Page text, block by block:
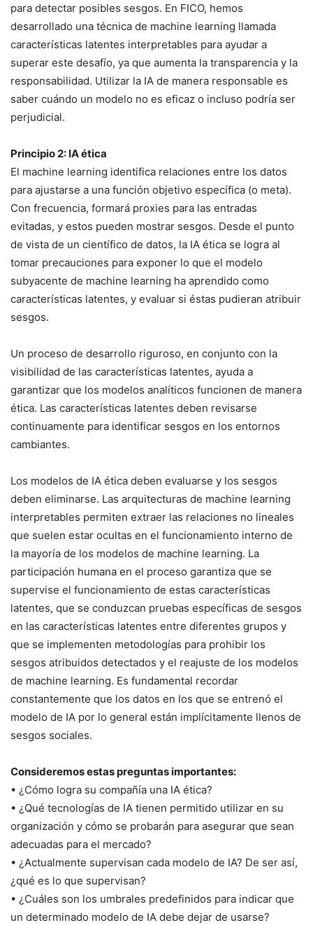
para detectar posibles sesgos. En FICO, hemos
desarrollado una técnica de machine learning llamada
características latentes interpretables para ayudar a
superar este desafío, ya que aumenta la transparencia y la
responsabilidad. Utilizar la IA de manera responsable es
saber cuándo un modelo no es eficaz o incluso podría ser
perjudicial.
Principio 2: IA ética
El machine learning identifica relaciones entre los datos
para ajustarse a una función objetivo específica (o meta).
Con frecuencia, formará proxies para las entradas
evitadas, y estos pueden mostrar sesgos. Desde el punto
de vista de un científico de datos, la IA ética se logra al
tomar precauciones para exponer lo que el modelo
subyacente de machine learning ha aprendido como
características latentes, y evaluar si éstas pudieran atribuir
sesgos.
Un proceso de desarrollo riguroso, en conjunto con la
visibilidad de las características latentes, ayuda a
garantizar que los modelos analíticos funcionen de manera
ética. Las características latentes deben revisarse
continuamente para identificar sesgos en los entornos
cambiantes.
Los modelos de IA ética deben evaluarse y los sesgos
deben eliminarse. Las arquitecturas de machine learning
interpretables permiten extraer las relaciones no lineales
que suelen estar ocultas en el funcionamiento interno de
la mayoría de los modelos de machine learning. La
participación humana en el proceso garantiza que se
supervise el funcionamiento de estas características
latentes, que se conduzcan pruebas específicas de sesgos
en las características latentes entre diferentes grupos y
que se implementen metodologías para prohibir los
sesgos atribuidos detectados y el reajuste de los modelos
de machine learning. Es fundamental recordar
constantemente que los datos en los que se entrenó el
modelo de IA por lo general están implícitamente llenos de
sesgos sociales.
Consideremos estas preguntas importantes:
• ¿Cómo logra su compañía una IA ética?
• ¿Qué tecnologías de IA tienen permitido utilizar en su
organización y cómo se probarán para asegurar que sean
adecuadas para el mercado?
• ¿Actualmente supervisan cada modelo de IA? De ser así,
¿qué es lo que supervisan?
• ¿Cuáles son los umbrales predefinidos para indicar que
un determinado modelo de IA debe dejar de usarse?